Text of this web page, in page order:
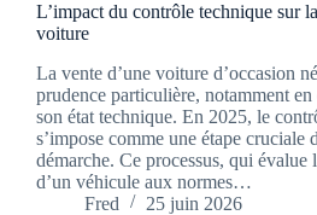
L’impact du contrôle technique sur
voiture
La vente d’une voiture d’occasion
prudence particulière, notamment
son état technique. En 2025, le
s’impose comme une étape cruciale
démarche. Ce processus, qui évalue
d’un véhicule aux normes…
Fred
25 juin 2026